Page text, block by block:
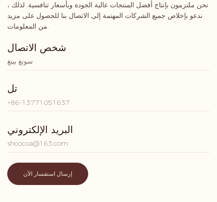
نحن ملتزمون بإنتاج أفضل المنتجات عالية الجودة وبأسعار تنافسية. لذلك ،
ندعو بإخلاص جميع الشركات المهتمة إلى الاتصال بنا للحصول على مزيد
من المعلومات.
شخص الاتصال
سونغ بينغ
تل
+86-13771051637
البريد الإلكتروني
shcocoa@163.com
إرسال استفسار الآن